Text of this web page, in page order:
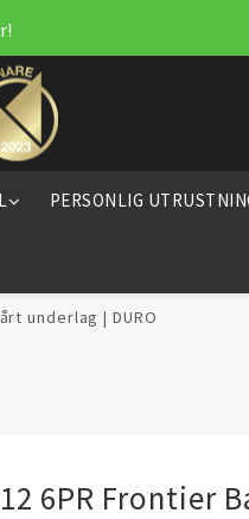
PERSONLIG
underlag | DURO
6PR Frontier